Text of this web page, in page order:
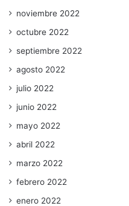
noviembre 2022
octubre 2022
septiembre 2022
agosto 2022
julio 2022
junio 2022
mayo 2022
abril 2022
marzo 2022
febrero 2022
enero 2022